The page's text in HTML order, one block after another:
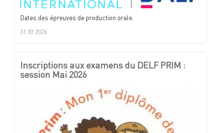
Dates des épreuves de production orale.
31.03.2026
Inscriptions aux examens du DELF PRIM :
session Mai 2026